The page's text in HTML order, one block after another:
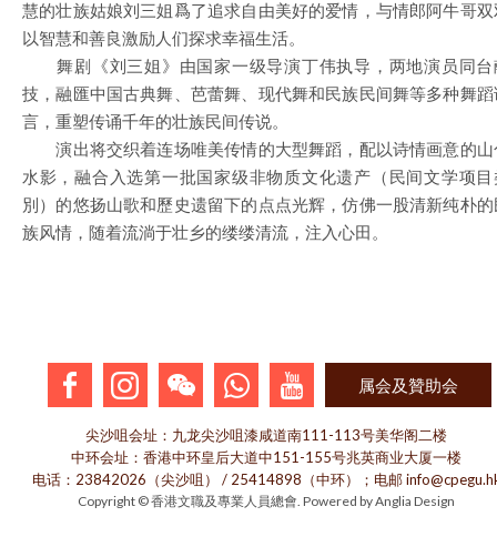
慧的壮族姑娘刘三姐爲了追求自由美好的爱情，与情郎阿牛哥双
以智慧和善良激励人们探求幸福生活。
舞剧《刘三姐》由国家一级导演丁伟执导，两地演员同台
技，融匯中国古典舞、芭蕾舞、现代舞和民族民间舞等多种舞蹈
言，重塑传诵千年的壮族民间传说。
演出将交织着连场唯美传情的大型舞蹈，配以诗情画意的山
水影，融合入选第一批国家级非物质文化遗产（民间文学项目
別）的悠扬山歌和歷史遗留下的点点光辉，仿佛一股清新纯朴的
族风情，随着流淌于壮乡的缕缕清流，注入心田。
属会及贊助会
尖沙咀会址：九龙尖沙咀漆咸道南111-113号美华阁二楼
中环会址：香港中环皇后大道中151-155号兆英商业大厦一楼
电话：23842026（尖沙咀） / 25414898（中环）；电邮
Copyright © 香港文職及專業人員總會. Powered byAnglia Design